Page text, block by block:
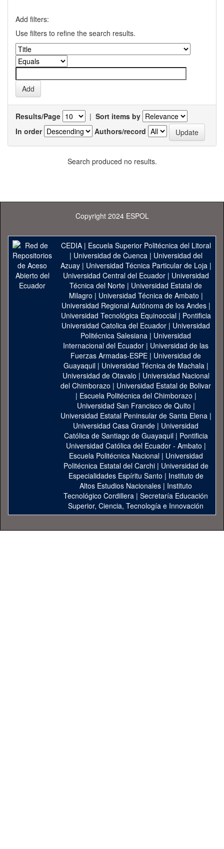
Add filters:
Use filters to refine the search results.
Results/Page | Sort items by
In order
Authors/record
Search produced no results.
Copyright 2024 ESPOL
CEDIA| Escuela Superior Politécnica del Litoral
| Universidad de Cuenca| Universidad del
Azuay| Universidad Técnica Particular de Loja|
Universidad Central del Ecuador| Universidad
Técnica del Norte | Universidad Estatal de
Milagro | Universidad Técnica de Ambato |
Universidad Regional Autónoma de los Andes|
Universidad Tecnológica Equinoccial| Pontificia
Universidad Catolica del Ecuador | Universidad
Politécnica Salesiana | Universidad
Internacional del Ecuador | Universidad de las
Fuerzas Armadas-ESPE | Universidad de
Guayaquil| Universidad Técnica de Machala|
Universidad de Otavalo | Universidad Nacional
del Chimborazo | Universidad Estatal de Bolivar
| Escuela Politécnica del Chimborazo |
Universidad San Francisco de Quito |
Universidad Estatal Peninsular de Santa Elena|
Universidad Casa Grande | Universidad
Católica de Santiago de Guayaquil| Pontificia
Universidad Católica del Ecuador - Ambato |
Escuela Politécnica Nacional| Universidad
Politécnica Estatal del Carchi| Universidad de
Especialidades Espíritu Santo | Instituto de
Altos Estudios Nacionales | Instituto
Tecnológico Cordillera | Secretaría Educación
Superior, Ciencia, Tecnología e Innovación